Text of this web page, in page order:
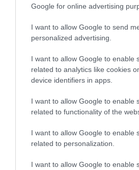
Google for online advertising
I want to allow Google to send
personalized advertising.
I want to allow Google to enable
related to analytics like cookies
device identifiers in apps.
I want to allow Google to enable
related to functionality of the
I want to allow Google to enable
related to personalization.
I want to allow Google to enable
ΕΛΛΑΔΑ
γεννήσει σε παραλία
προειδοποίηση των
Το ζώο δεν τα κατάφερε και